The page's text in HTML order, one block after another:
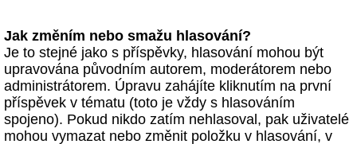
Jak změním nebo smažu hlasování?
Je to stejné jako s příspěvky, hlasování mohou být
upravována původním autorem, moderátorem nebo
administrátorem. Úpravu zahájíte kliknutím na první
příspěvek v tématu (toto je vždy s hlasováním
spojeno). Pokud nikdo zatím nehlasoval, pak uživatelé
mohou vymazat nebo změnit položku v hlasování, v